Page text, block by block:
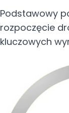
Podstawowy
rozpoczęcie
kluczowych